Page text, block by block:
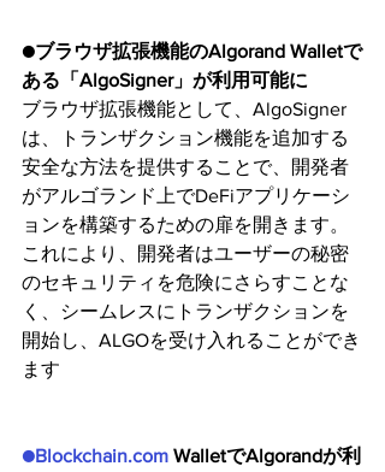
●ブラウザ拡張機能のAlgorand Walletで
ある「AlgoSigner」が利用可能に
ブラウザ拡張機能として、AlgoSigner
は、トランザクション機能を追加する
安全な方法を提供することで、開発者
がアルゴランド上でDeFiアプリケーシ
ョンを構築するための扉を開きます。
これにより、開発者はユーザーの秘密
のセキュリティを危険にさらすことな
く、シームレスにトランザクションを
開始し、ALGOを受け入れることができ
ます
●Blockchain.com WalletでAlgorandが利